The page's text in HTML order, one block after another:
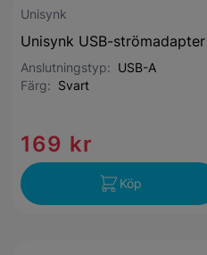
Unisynk
Unisynk USB-
Anslutningstyp: USB-A
Färg: Svart
169 kr
Köp